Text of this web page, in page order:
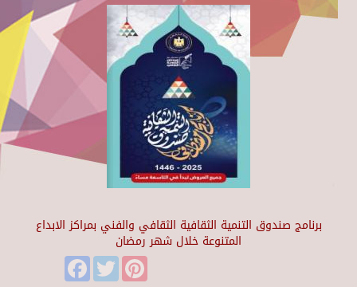
برنامج صندوق التنمية الثقافية الثقافي والفني بمراكز الابداع
المتنوعة خلال شهر رمضان
FacebookTwitter